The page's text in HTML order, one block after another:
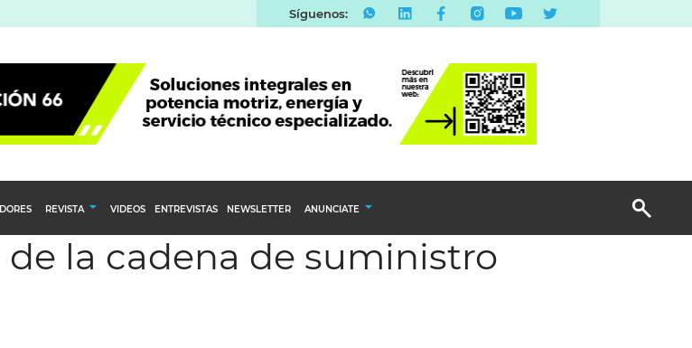
Síguenos:
REVISTA
Calendario Editorial
Ediciones Anteriores
VIDEOS ENTREVISTAS NEWSLETTER ANUNCIATE
Publicidad Display
la cadena de suministro